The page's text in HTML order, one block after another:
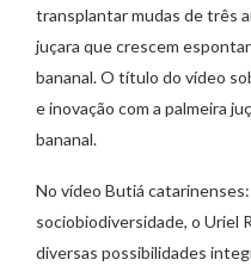
transplantar mudas de três
juçara que crescem
bananal. O título do vídeo
e inovação com a palmeira
bananal.
No vídeo Butiá
sociobiodiversidade, o Uriel
diversas possibilidades